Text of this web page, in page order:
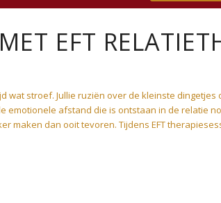
EFT
wat stroef. Jullie ruziën over de kleinste
afstand die is ontstaan in de relatie
maken dan ooit tevoren. Tijdens EFT